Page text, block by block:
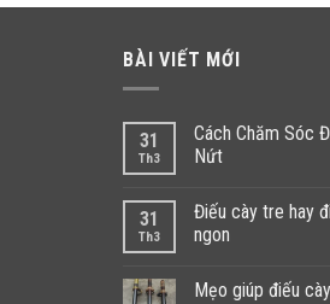
BÀI VIẾT MỚI
31
Th3
Cách Chăm Sóc
Nứt
31
Th3
Điếu cày tre hay
ngon
Mẹo giúp điếu